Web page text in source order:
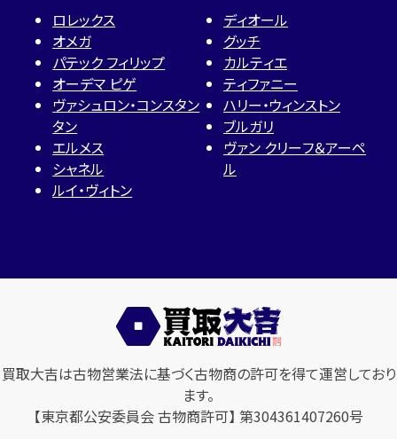
ロレックス
オメガ
パテック フィリップ
オーデマ ピゲ
ヴァシュロン・コンスタン
タン
エルメス
シャネル
ルイ・ヴィトン
ディオール
グッチ
カルティエ
ティファニー
ハリー・ウィンストン
ブルガリ
ヴァン クリーフ＆アーペ
ル
買取大吉は古物営業法に基づく古物商の許可を得て運営しており
ます。
【東京都公安委員会 古物商許可】 第304361407260号